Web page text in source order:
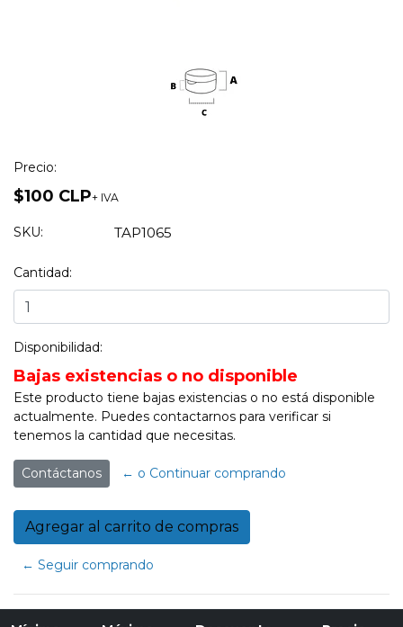
Precio:
$100 CLP+ IVA
SKU: TAP1065
Cantidad:
Disponibilidad:
Bajas existencias o no disponible
Este producto tiene bajas existencias o no está disponible
actualmente. Puedes contactarnos para verificar si
tenemos la cantidad que necesitas.
Contáctanos ← o Continuar comprando
← Seguir comprando